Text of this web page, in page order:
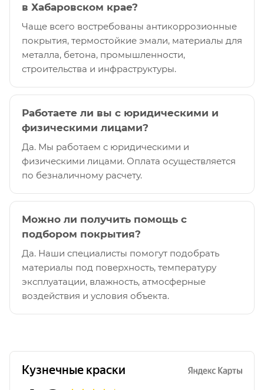
в Хабаровском крае?
Чаще всего востребованы антикоррозионные
покрытия, термостойкие эмали, материалы для
металла, бетона, промышленности,
строительства и инфраструктуры.
Работаете ли вы с юридическими и
физическими лицами?
Да. Мы работаем с юридическими и
физическими лицами. Оплата осуществляется
по безналичному расчету.
Можно ли получить помощь с
подбором покрытия?
Да. Наши специалисты помогут подобрать
материалы под поверхность, температуру
эксплуатации, влажность, атмосферные
воздействия и условия объекта.